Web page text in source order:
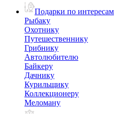
Подарки по интересам
Рыбаку
Охотнику
Путешественнику
Грибнику
Автолюбителю
Байкеру
Дачнику
Курильщику
Коллекционеру
Меломану